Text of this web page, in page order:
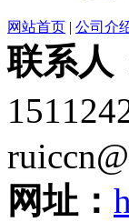
网站首页 | 公司介
联系人
网址：